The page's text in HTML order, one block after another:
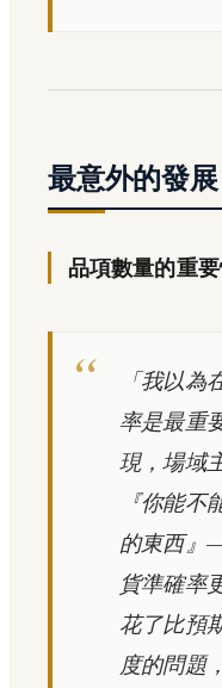
最意外的發展
品項數量的重
「我以
率是最重
現，場域
『你能
的東西』
貨準確率
花了比預
度的問題